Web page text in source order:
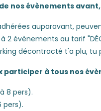
nos évènements
auparavant,
évènements au tarif
décontracté t'a plu,
participer à tous nos
8 pers).
pers).